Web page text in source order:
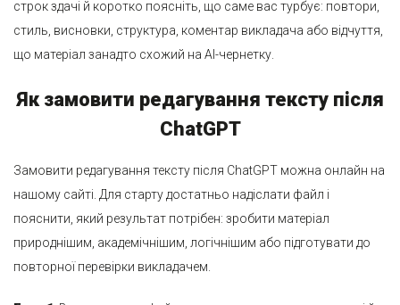
строк здачі й коротко поясніть, що саме вас турбує: повтори,
стиль, висновки, структура, коментар викладача або відчуття,
що матеріал занадто схожий на AI-чернетку.
Як замовити редагування тексту після
ChatGPT
Замовити редагування тексту після ChatGPT можна онлайн на
нашому сайті. Для старту достатньо надіслати файл і
пояснити, який результат потрібен: зробити матеріал
природнішим, академічнішим, логічнішим або підготувати до
повторної перевірки викладачем.